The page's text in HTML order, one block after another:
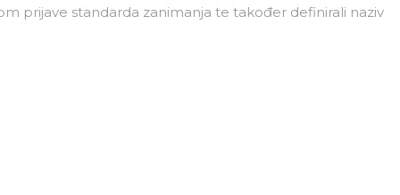
prijave standarda zanimanja te također definirali naziv